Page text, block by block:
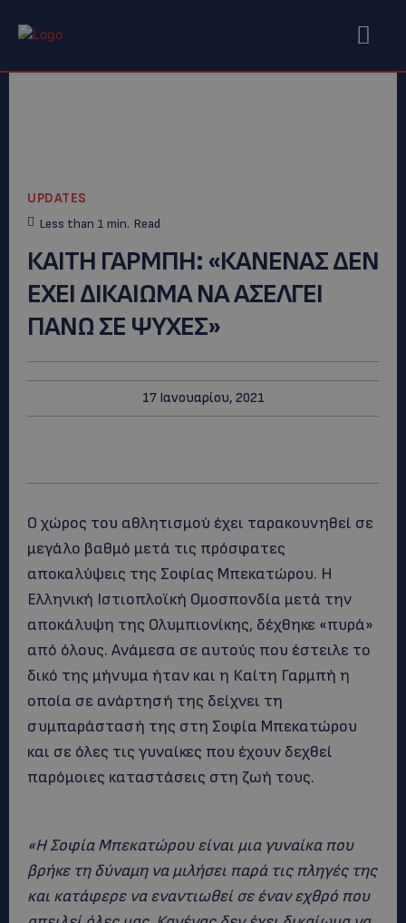
UPDATES
Less than 1 min. Read
ΚΑΙΤΗ ΓΑΡΜΠΗ: «ΚΑΝΕΝΑΣ ΔΕΝ
ΕΧΕΙ ΔΙΚΑΙΩΜΑ ΝΑ ΑΣΕΛΓΕΙ
ΠΑΝΩ ΣΕ ΨΥΧΕΣ»
17 Ιανουαρίου, 2021
Ο χώρος του αθλητισμού έχει ταρακουνηθεί σε
μεγάλο βαθμό μετά τις πρόσφατες
αποκαλύψεις της Σοφίας Μπεκατώρου. Η
Ελληνική Ιστιοπλοϊκή Ομοσπονδία μετά την
αποκάλυψη της Ολυμπιονίκης, δέχθηκε «πυρά»
από όλους. Ανάμεσα σε αυτούς που έστειλε το
δικό της μήνυμα ήταν και η Καίτη Γαρμπή η
οποία σε ανάρτησή της δείχνει τη
συμπαράστασή της στη Σοφία Μπεκατώρου
και σε όλες τις γυναίκες που έχουν δεχθεί
παρόμοιες καταστάσεις στη ζωή τους.
«Η Σοφία Μπεκατώρου είναι μια γυναίκα που
βρήκε τη δύναμη να μιλήσει παρά τις πληγές της
και κατάφερε να εναντιωθεί σε έναν εχθρό που